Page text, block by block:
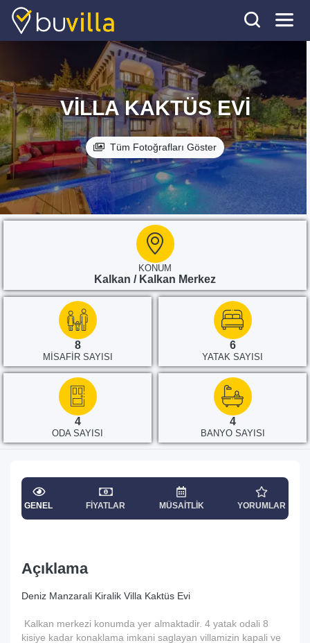
VILLA KAKTÜS EVI
Tüm Fotoğrafları Göster
KONUM
Kalkan / Kalkan Merkez
8
MISAFIR SAYISI
6
YATAK SAYISI
4
ODA SAYISI
4
BANYO SAYISI
GENEL FIYATLAR MÜSAITLIK YORUMLAR
Açıklama
Deniz Manzarali Kiralik Villa Kaktüs Evi
Kalkan merkezi konumda yer almaktadir. 4 yatak odali 8
kisiye kadar konaklama imkani saglayan villamizin kapali ve